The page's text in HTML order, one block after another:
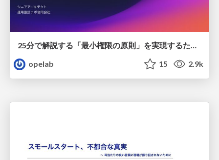
25分で解説する「最小権限の原則」を実現するための AWS「ポリシー」大全 / 20250625-aws-summit-aws-policy
opelab
15 2.9k